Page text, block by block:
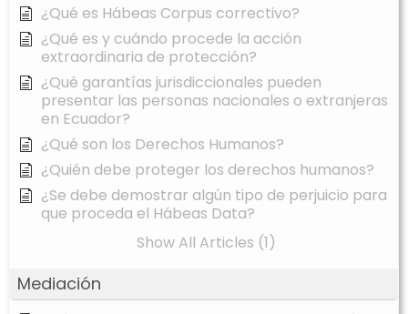
¿Qué es Hábeas Corpus correctivo?
¿Qué es y cuándo procede la acción
extraordinaria de protección?
¿Qué garantías jurisdiccionales pueden
presentar las personas nacionales o extranjeras
en Ecuador?
¿Qué son los Derechos Humanos?
¿Quién debe proteger los derechos humanos?
¿Se debe demostrar algún tipo de perjuicio para
que proceda el Hábeas Data?
Show All Articles (1)
Mediación